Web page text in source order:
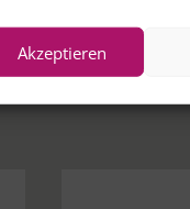
Akzeptieren